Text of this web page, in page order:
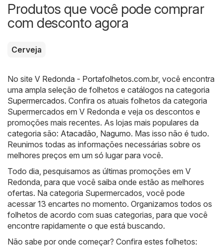
Produtos que você pode comprar
com desconto agora
Cerveja
No site V Redonda - Portafolhetos.com.br, você encontra
uma ampla seleção de folhetos e catálogos na categoria
Supermercados. Confira os atuais folhetos da categoria
Supermercados em V Redonda e veja os descontos e
promoções mais recentes. As lojas mais populares da
categoria são: Atacadão, Nagumo. Mas isso não é tudo.
Reunimos todas as informações necessárias sobre os
melhores preços em um só lugar para você.
Todo dia, pesquisamos as últimas promoções em V
Redonda, para que você saiba onde estão as melhores
ofertas. Na categoria Supermercados, você pode
acessar 13 encartes no momento. Organizamos todos os
folhetos de acordo com suas categorias, para que você
encontre rapidamente o que está buscando.
Não sabe por onde começar? Confira estes folhetos: